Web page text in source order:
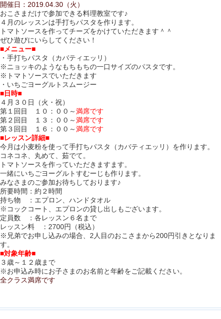
開催日：2019.04.30（火）
おこさまだけで参加できる料理教室です♪
４月のレッスンは手打ちパスタを作ります。
トマトソースを作ってチーズをかけていただきます＾＾
ぜひ遊びにいらしてください！
■メニュー■
・手打ちパスタ（カバティエッリ）
※ニョッキのようなもちもちの一口サイズのパスタです。
※トマトソースでいただきます
・いちごヨーグルトスムージー
■日時■
４月３０日（火・祝）
第１回目 １０：００～満席です
第２回目 １３：００～満席です
第３回目 １６：００～満席です
■レッスン詳細■
今月は小麦粉を使って手打ちパスタ（カバティエッリ）を作ります。
コネコネ、丸めて、茹でて。
トマトソースを作っていただきますます。
一緒にいちごヨーグルトすむーじも作ります。
みなさまのご参加お待ちしております♪
所要時間：約２時間
持ち物 ：エプロン、ハンドタオル
※コックコート、エプロンの貸し出しもございます。
定員数 ：各レッスン６名まで
レッスン料 ：2700円（税込）
※兄弟でお申し込みの場合、2人目のおこさまから200円引きとなりま
す。
■対象年齢■
３歳～１２歳まで
※お申込み時にお子さまのお名前と年齢をご記載ください。
全クラス満席です